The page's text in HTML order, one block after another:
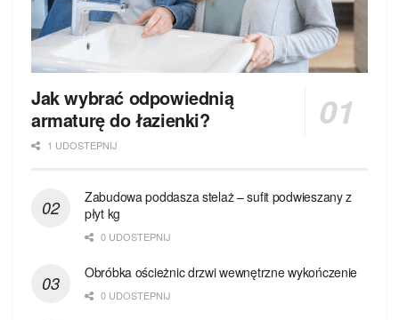
Jak wybrać odpowiednią
armaturę do łazienki?
1 UDOSTEPNIJ
Zabudowa poddasza stelaż – sufit podwieszany z
płyt kg
0 UDOSTEPNIJ
Obróbka ościeżnic drzwi wewnętrzne wykończenie
0 UDOSTEPNIJ